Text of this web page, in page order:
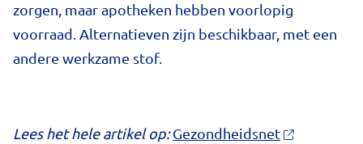
zorgen, maar apotheken hebben voorlopig
voorraad. Alternatieven zijn beschikbaar, met een
andere werkzame stof.
Lees het hele artikel op: Gezondheidsnet